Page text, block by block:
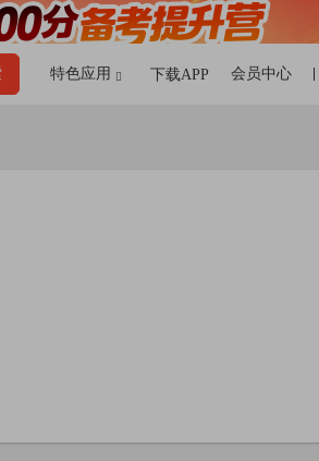
特色应用 下载APP 会员中心